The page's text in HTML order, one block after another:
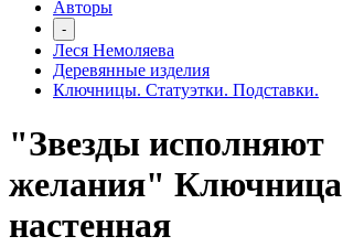
Авторы
-
Леся Немоляева
Деревянные изделия
Ключницы. Статуэтки. Подставки.
"Звезды исполняют
желания" Ключница
настенная